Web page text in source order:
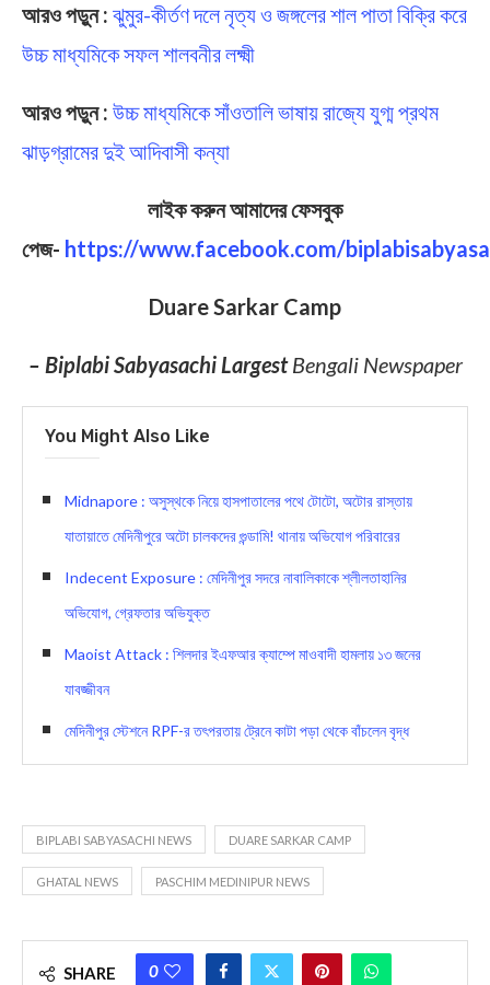
আরও পড়ুন : ঝুমুর-কীর্তণ দলে নৃত্য ও জঙ্গলের শাল পাতা বিক্রি করে
উচ্চ মাধ্যমিকে সফল শালবনীর লক্ষ্মী
আরও পড়ুন : উচ্চ মাধ্যমিকে সাঁওতালি ভাষায় রাজ্যে যুগ্ম প্রথম
ঝাড়গ্রামের দুই আদিবাসী কন্যা
লাইক করুন আমাদের ফেসবুক
পেজ- https://www.facebook.com/
Duare Sarkar Camp
– Biplabi Sabyasachi LargestBengali Newspaper
You Might Also Like
Midnapore : অসুস্থকে নিয়ে হাসপাতালের পথে টোটো, অটোর রাস্তায়
যাতায়াতে মেদিনীপুরে অটো চালকদের গুন্ডামি! থানায় অভিযোগ পরিবারের
Indecent Exposure : মেদিনীপুর সদরে নাবালিকাকে শ্লীলতাহানির
অভিযোগ, গ্রেফতার অভিযুক্ত
Maoist Attack : শিলদার ইএফআর ক্যাম্পে মাওবাদী হামলায় ১৩ জনের
যাবজ্জীবন
মেদিনীপুর স্টেশনে RPF-র তৎপরতায় ট্রেনে কাটা পড়া থেকে বাঁচলেন বৃদ্ধ
BIPLABI SABYASACHI NEWS DUARE SARKAR CAMP
GHATAL NEWS PASCHIM MEDINIPUR NEWS
SHARE 0